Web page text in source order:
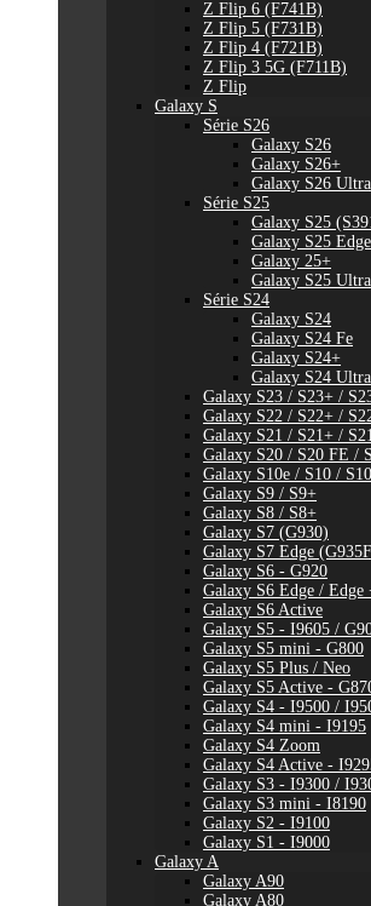
Z Flip 6 (F741B)
Z Flip 5 (F731B)
Z Flip 4 (F721B)
Z Flip 3 5G (F711B)
Z Flip
Galaxy S
Série S26
Galaxy S26
Galaxy S26+
Galaxy S26 Ultra
Série S25
Galaxy S25
Galaxy S25
Galaxy 25+
Galaxy S25 Ultra
Série S24
Galaxy S24
Galaxy S24 Fe
Galaxy S24+
Galaxy S24 Ultra
Galaxy S23 / S23+ /
Galaxy S22 / S22+ /
Galaxy S21 / S21+ /
Galaxy S20 / S20 FE /
Galaxy S10e / S10 /
Galaxy S9 / S9+
Galaxy S8 / S8+
Galaxy S7 (G930)
Galaxy S7 Edge
Galaxy S6 - G920
Galaxy S6 Edge / Edge
Galaxy S6 Active
Galaxy S5 - I9605 /
Galaxy S5 mini - G800
Galaxy S5 Plus / Neo
Galaxy S5 Active -
Galaxy S4 - I9500 /
Galaxy S4 mini - I9195
Galaxy S4 Zoom
Galaxy S4 Active -
Galaxy S3 - I9300 /
Galaxy S3 mini - I8190
Galaxy S2 - I9100
Galaxy S1 - I9000
Galaxy A
Galaxy A90
Galaxy A80